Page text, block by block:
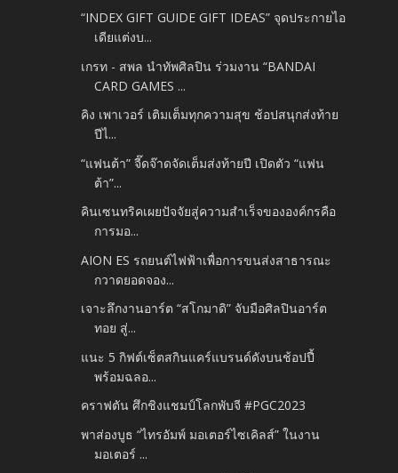
“INDEX GIFT GUIDE GIFT IDEAS” จุดประกายไอ
เดียแต่งบ...
เกรท - สพล นำทัพศิลปิน ร่วมงาน “BANDAI
CARD GAMES ...
คิง เพาเวอร์ เติมเต็มทุกความสุข ช้อปสนุกส่งท้าย
ปีไ...
“แฟนต้า” จี๊ดจ๊าดจัดเต็มส่งท้ายปี เปิดตัว “แฟน
ต้า”...
คินเซนทริคเผยปัจจัยสู่ความสำเร็จขององค์กรคือ
การมอ...
AION ES รถยนต์ไฟฟ้าเพื่อการขนส่งสาธารณะ
กวาดยอดจอง...
เจาะลึกงานอาร์ต “สโกมาดิ” จับมือศิลปินอาร์ต
ทอย สู่...
แนะ 5 กิฟต์เซ็ตสกินแคร์แบรนด์ดังบนช้อปปี้
พร้อมฉลอ...
คราฟตัน ศึกชิงแชมป์โลกพับจี #PGC2023
พาส่องบูธ “ไทรอัมพ์ มอเตอร์ไซเคิลส์” ในงาน
มอเตอร์ ...